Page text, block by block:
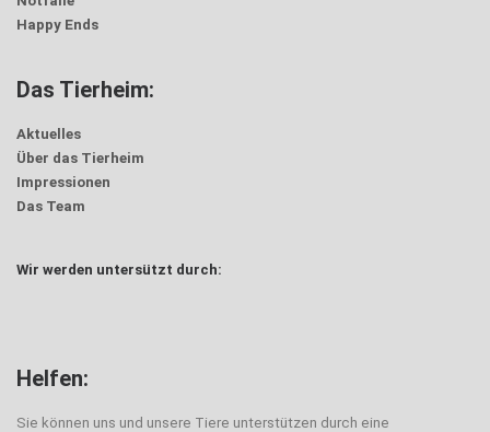
Happy Ends
Das Tierheim:
Aktuelles
Über das Tierheim
Impressionen
Das Team
Wir werden untersützt durch:
Helfen:
Sie können uns und unsere Tiere unterstützen durch eine